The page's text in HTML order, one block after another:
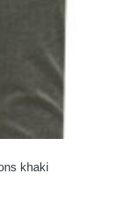
khaki